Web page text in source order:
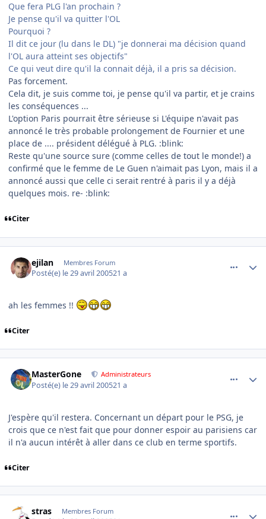
Que fera PLG l'an prochain ?
Je pense qu'il va quitter l'OL
Pourquoi ?
Il dit ce jour (lu dans le DL) "je donnerai ma décision quand
l'OL aura atteint ses objectifs"
Ce qui veut dire qu'il la connait déjà, il a pris sa décision.
Pas forcement.
Cela dit, je suis comme toi, je pense qu'il va partir, et je crains
les conséquences ...
L'option Paris pourrait être sérieuse si L'équipe n'avait pas
annoncé le très probable prolongement de Fournier et une
place de .... président délégué à PLG. :blink:
Reste qu'une source sure (comme celles de tout le monde!) a
confirmé que le femme de Le Guen n'aimait pas Lyon, mais il a
annoncé aussi que celle ci serait rentré à paris il y a déjà
quelques mois. re- :blink:
Citer
ejilan Membres Forum
Posté(e) le 29 avril 200521 a
ah les femmes !!
Citer
MasterGone Administrateurs
Posté(e) le 29 avril 200521 a
J'espère qu'il restera. Concernant un départ pour le PSG, je
crois que ce n'est fait que pour donner espoir au parisiens car
il n'a aucun intérêt à aller dans ce club en terme sportifs.
Citer
stras Membres Forum